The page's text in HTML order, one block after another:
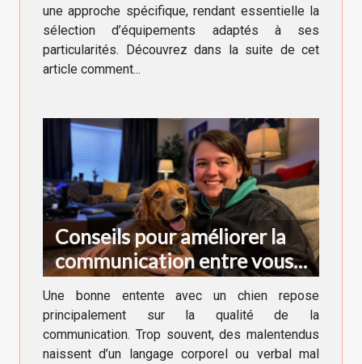
une approche spécifique, rendant essentielle la
sélection d’équipements adaptés à ses
particularités. Découvrez dans la suite de cet
article comment...
Conseils pour améliorer la
communication entre vous
et votre chien
Une bonne entente avec un chien repose
principalement sur la qualité de la
communication. Trop souvent, des malentendus
naissent d’un langage corporel ou verbal mal